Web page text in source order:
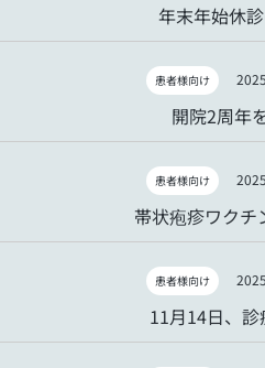
年末年始休
患者様向け
開院2周年
患者様向け
帯状疱疹ワクチ
患者様向け
11月14日、診